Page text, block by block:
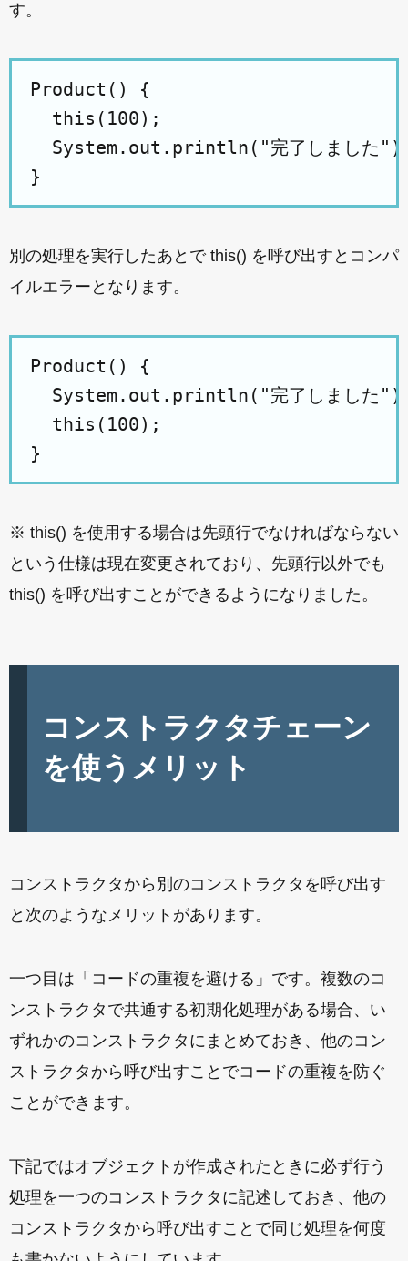
す。
Product() {
  this(100);
System.out.println("完了しました
別の処理を実行したあとで this() を呼び出すとコンパ
イルエラーとなります。
Product() {
System.out.println("完了しました
  this(100);
※ this() を使用する場合は先頭行でなければならない
という仕様は現在変更されており、先頭行以外でも
this() を呼び出すことができるようになりました。
コンストラクタチェーン
を使うメリット
コンストラクタから別のコンストラクタを呼び出す
と次のようなメリットがあります。
一つ目は「コードの重複を避ける」です。複数のコ
ンストラクタで共通する初期化処理がある場合、い
ずれかのコンストラクタにまとめておき、他のコン
ストラクタから呼び出すことでコードの重複を防ぐ
ことができます。
下記ではオブジェクトが作成されたときに必ず行う
処理を一つのコンストラクタに記述しておき、他の
コンストラクタから呼び出すことで同じ処理を何度